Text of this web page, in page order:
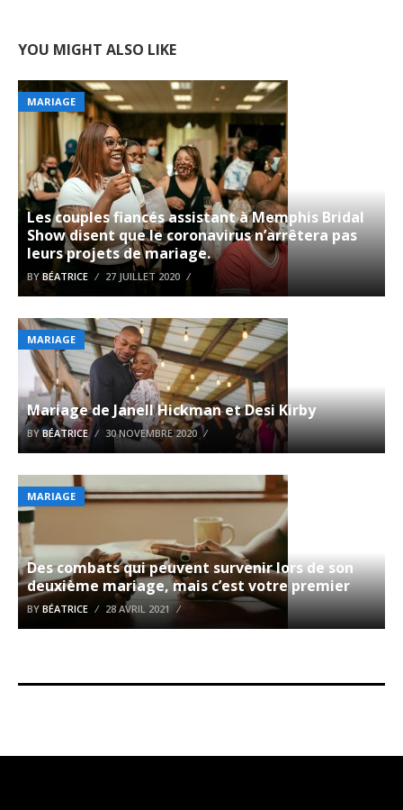
YOU MIGHT ALSO LIKE
MARIAGE
Les couples fiancés assistant à Memphis Bridal
Show disent que le coronavirus n’arrêtera pas
leurs projets de mariage.
BY BÉATRICE 27 JUILLET 2020
MARIAGE
Mariage de Janell Hickman et Desi Kirby
BYBÉATRICE 30 NOVEMBRE 2020
MARIAGE
Des combats qui peuvent survenir lors de son
deuxième mariage, mais c’est votre premier
BY BÉATRICE 28 AVRIL 2021